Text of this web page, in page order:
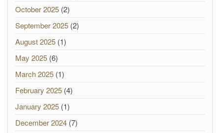
October 2025 (2)
September 2025 (2)
August 2025 (1)
May 2025 (6)
March 2025 (1)
February 2025 (4)
January 2025 (1)
December 2024 (7)